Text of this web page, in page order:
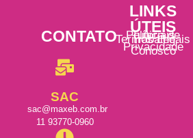
CONTATO
SAC
sac@maxeb.com.br
11 93770-0960
LINKS
ÚTEIS
Tutoriais
Política de
Privacidade
Termos Legais
Trabalhe
Conosco